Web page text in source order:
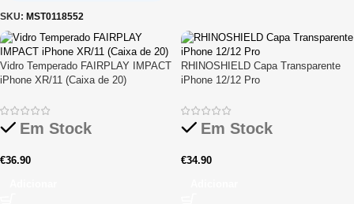
SKU: MST0118552
Vidro Temperado FAIRPLAY IMPACT
iPhone XR/11 (Caixa de 20)
Em Stock
€36.90
RHINOSHIELD Capa Transparente
iPhone 12/12 Pro
Em Stock
€34.90